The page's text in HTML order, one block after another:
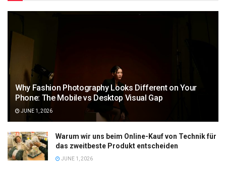
Why Fashion Photography Looks Different on Your
Phone: The Mobile vs Desktop Visual Gap
JUNE 1, 2026
Warum wir uns beim Online-Kauf von Technik für
das zweitbeste Produkt entscheiden
JUNE 1, 2026